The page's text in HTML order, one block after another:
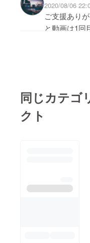
2020/08/06
ご支援あり
と動画は1回
同じカテゴ
クト